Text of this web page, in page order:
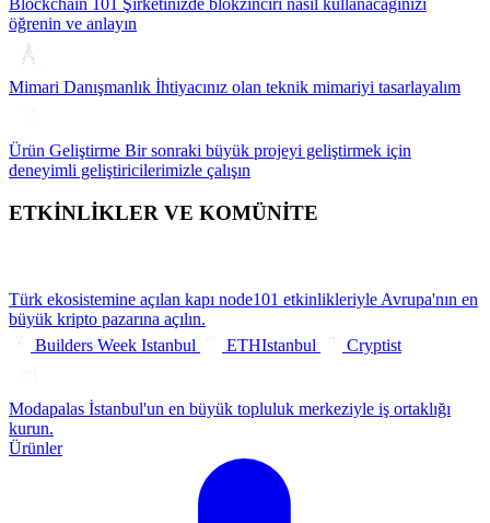
Blockchain 101 Şirketinizde blokzinciri nasıl kullanacağınızı
öğrenin ve anlayın
Mimari Danışmanlık İhtiyacınız olan teknik mimariyi tasarlayalım
Ürün Geliştirme Bir sonraki büyük projeyi geliştirmek için
deneyimli geliştiricilerimizle çalışın
ETKİNLİKLER VE KOMÜNİTE
Türk ekosistemine açılan kapı node101 etkinlikleriyle Avrupa'nın en
büyük kripto pazarına açılın.
Builders Week Istanbul
ETHIstanbul Cryptist
Modapalas İstanbul'un en büyük topluluk merkeziyle iş ortaklığı
kurun.
Ürünler